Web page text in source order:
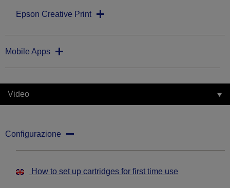
Epson Creative Print
Mobile Apps
Video
Configurazione
How to set up cartridges for first time use